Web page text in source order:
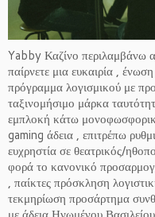
Yabby Καζίνο περιλαμβάνω
παίρνετε μια ευκαιρία ,
πρόγραμμα λογισμικού με
ταξινομήσιμο μάρκα
εμπλοκή κάτω
gaming άδεια , επιτρέπω
ευχρηστία σε θεατρικός/
φορά το κανονικό
, παίκτες πρόσκληση
τεκμηρίωση προσάρτημα